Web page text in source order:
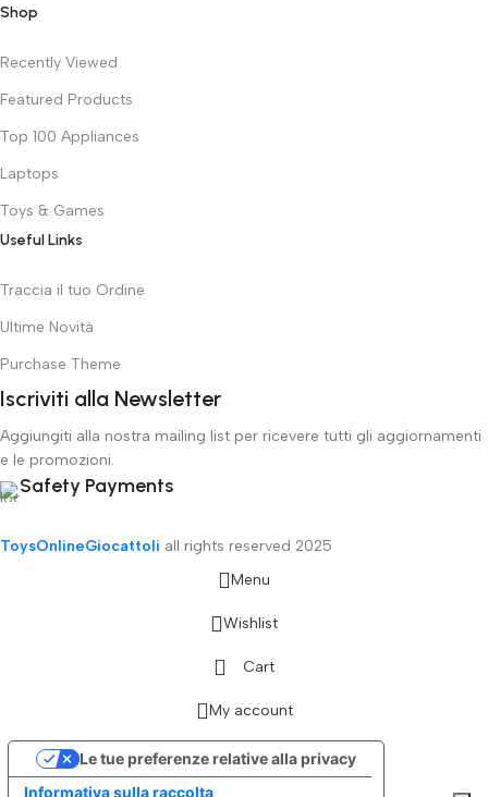
Shop
Recently Viewed
Featured Products
Top 100 Appliances
Laptops
Toys & Games
Useful Links
Traccia il tuo Ordine
Ultime Novità
Purchase Theme
Iscriviti alla Newsletter
Aggiungiti alla nostra mailing list per ricevere tutti gli aggiornamenti
e le promozioni.
Safety Payments
ToysOnlineGiocattoli all rights reserved 2025
Menu
Wishlist
Cart
My account
Informativa sulla raccolta
Le tue preferenze relative alla privacy